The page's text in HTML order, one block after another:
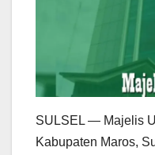
SULSEL — Majelis
Kabupaten Maros,